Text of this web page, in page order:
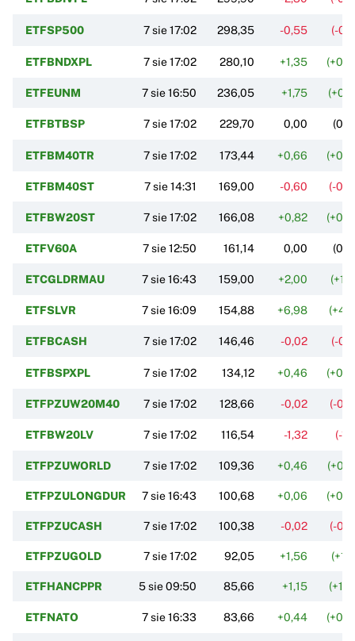
ETFSP500 7 sie 17:02 298,35 -0,55 (-
ETFBNDXPL 7 sie 17:02 280,10 +1,35
ETFEUNM 7 sie 16:50 236,05 +1,75
ETFBTBSP 7 sie 17:02 229,70 0,00
ETFBM40TR 7 sie 17:02 173,44 +0,66
ETFBM40ST 7 sie 14:31 169,00 -0,60 (-
ETFBW20ST 7 sie 17:02 166,08 +0,82
ETFV60A 7 sie 12:50 161,14 0,00
ETCGLDRMAU 7 sie 16:43 159,00 +2,00
ETFSLVR 7 sie 16:09 154,88 +6,98
ETFBCASH 7 sie 17:02 146,46 -0,02 (-
ETFBSPXPL 7 sie 17:02 134,12 +0,46
ETFPZUW20M40 7 sie 17:02 128,66 -0,02 (-
ETFBW20LV 7 sie 17:02 116,54 -1,32 (-
ETFPZUWORLD 7 sie 17:02 109,36 +0,46
ETFPZULONGDUR 7 sie 16:43 100,68 +0,06
ETFPZUCASH 7 sie 17:02 100,38 -0,02 (-
ETFPZUGOLD 7 sie 17:02 92,05 +1,56
ETFHANCPPR 5 sie 09:50 85,66 +1,15
ETFNATO 7 sie 16:33 83,66 +0,44